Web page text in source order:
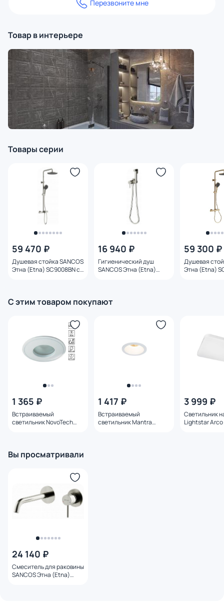
Перезвоните мне
Товар в интерьере
Товары серии
59 470 ₽
Душевая стойка SANCOS
Этна (Etna) SC9008BN с
16 940 ₽
Гигиенический душ
SANCOS Этна (Etna)
59 300 ₽
Душевая
Этна (Etna)
С этим товаром покупают
1 365 ₽
Встраиваемый
светильник NovoTech
1 417 ₽
Встраиваемый
светильник Mantra
3 999 ₽
Светильник
Lightstar Arco
Вы просматривали
24 140 ₽
Смеситель для раковины
SANCOS Этна (Etna)